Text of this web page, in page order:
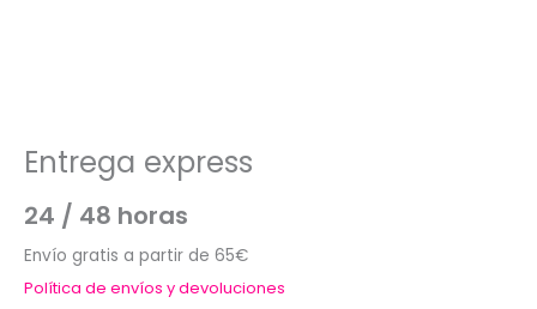
Entrega express
24 / 48 horas
Envío gratis a partir de 65€
Política de envíos y devoluciones